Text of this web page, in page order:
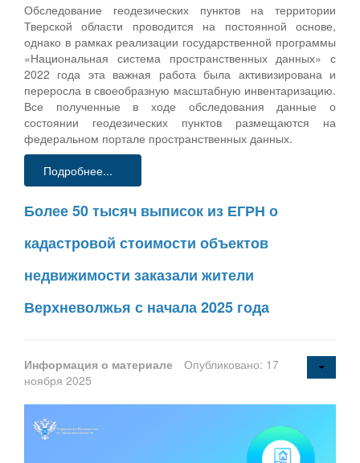
Обследование геодезических пунктов на территории
Тверской области проводится на постоянной основе,
однако в рамках реализации государственной программы
«Национальная система пространственных данных» с
2022 года эта важная работа была активизирована и
переросла в своеобразную масштабную инвентаризацию.
Все полученные в ходе обследования данные о
состоянии геодезических пунктов размещаются на
федеральном портале пространственных данных.
Подробнее...
Более 50 тысяч выписок из ЕГРН о
кадастровой стоимости объектов
недвижимости заказали жители
Верхневолжья с начала 2025 года
Информация о материале
Опубликовано: 17
ноября 2025